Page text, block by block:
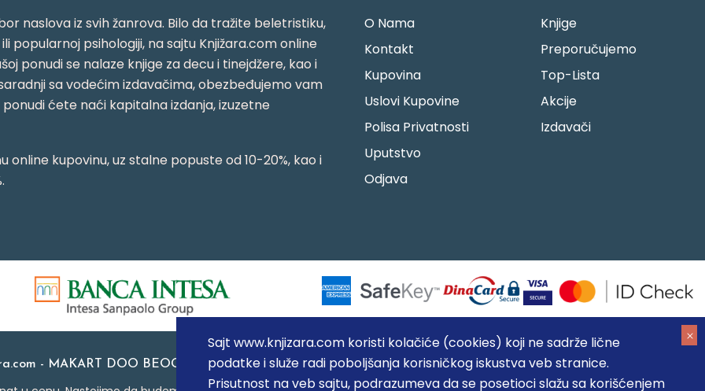
Sajt www.knjizara.com koristi kolačiće (cookies) koji ne sadrže lične
podatke i služe radi poboljšanja korisničkog iskustva veb stranice.
Prisutnost na veb sajtu, podrazumeva da se posetioci slažu sa korišćenjem
naslova iz svih žanrova. Bilo da tražite beletristiku,
popularnoj psihologiji, na sajtu Knjižara.com online
ponudi se nalaze knjige za decu i tinejdžere, kao i
sa vodećim izdavačima, obezbeđujemo vam
ćete naći kapitalna izdanja, izuzetne
kupovinu, uz stalne popuste od 10-20%, kao i
O Nama
Kontakt
Kupovina
Uslovi Kupovine
Polisa Privatnosti
Uputstvo
Odjava
Knjige
Preporučujemo
Top-Lista
Akcije
Izdavači
- MAKART DOO BEOGRAD (NOVI BEOGRAD), PIB: 105184104, MB: 20337524